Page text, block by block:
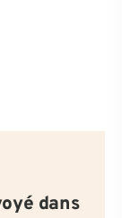
dans